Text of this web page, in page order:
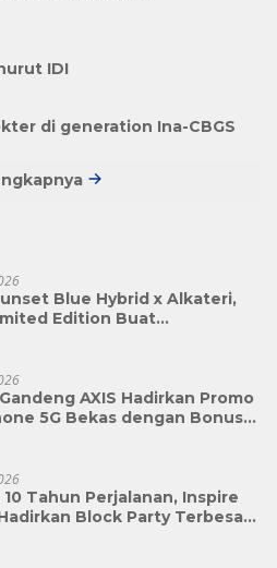
IDI
di generation Ina-CBGS
Blue Hybrid x Alkateri,
Edition Buat
AXIS Hadirkan Promo
5G Bekas dengan Bonus
10 Tahun Perjalanan, Inspire
Block Party Terbesar